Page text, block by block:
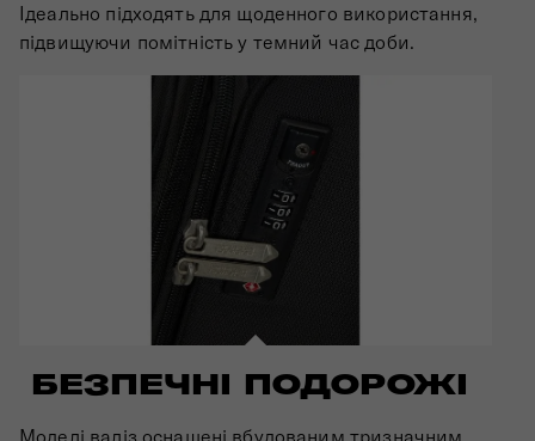
Ідеально підходять для щоденного використання,
підвищуючи помітність у темний час доби.
БЕЗПЕЧНІ ПОДОРОЖІ